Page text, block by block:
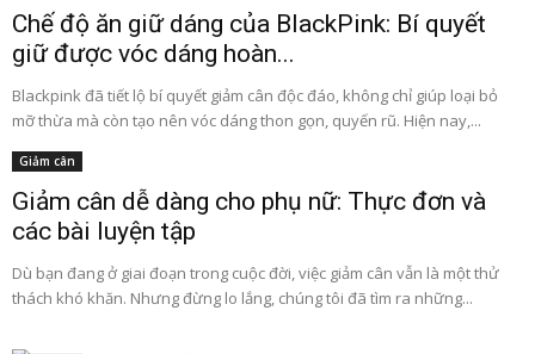
Chế độ ăn giữ dáng của BlackPink: Bí quyết
giữ được vóc dáng hoàn...
Blackpink đã tiết lộ bí quyết giảm cân độc đáo, không chỉ giúp loại bỏ
mỡ thừa mà còn tạo nên vóc dáng thon gọn, quyến rũ. Hiện nay,...
Giảm cân
Giảm cân dễ dàng cho phụ nữ: Thực đơn và
các bài luyện tập
Dù bạn đang ở giai đoạn trong cuộc đời, việc giảm cân vẫn là một thử
thách khó khăn. Nhưng đừng lo lắng, chúng tôi đã tìm ra những...